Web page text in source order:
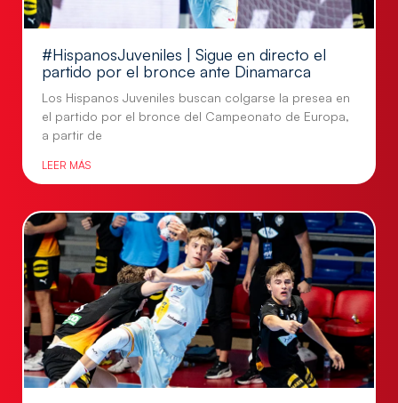
#HispanosJuveniles | Sigue en directo el
partido por el bronce ante Dinamarca
Los Hispanos Juveniles buscan colgarse la presea en
el partido por el bronce del Campeonato de Europa,
a partir de
LEER MÁS